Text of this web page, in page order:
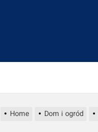
Home Dom i ogród